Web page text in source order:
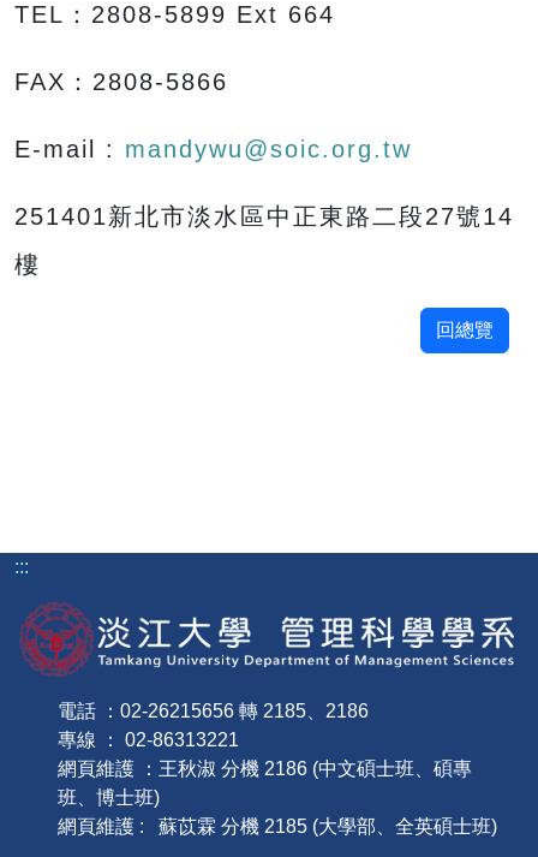
TEL：2808-5899 Ext 664
FAX：2808-5866
E-mail : mandywu@soic.org.tw
251401新北市淡水區中正東路二段27號14
樓
回總覽
:::
電話 ：02-26215656 轉 2185、2186
專線 ： 02-86313221
網頁維護 ：王秋淑 分機 2186 (中文碩士班、碩專
班、博士班)
網頁維護 : 蘇苡霖 分機 2185 (大學部、全英碩士班)